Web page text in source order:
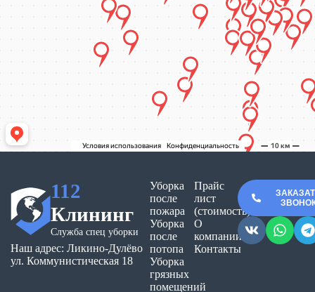
112
Клининг
Служба спец уборки
Наш адрес: Ликино-Дулёво
ул. Коммунистическая 18
Уборка
после
пожара
Уборка
после
потопа
Уборка
грязных
помещений
Прайс
лист
(стоимость)
О
компании
Контакты